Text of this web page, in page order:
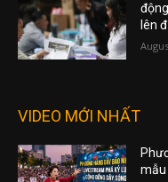
lên
VIDEO MỚI NHẤT
mẫu